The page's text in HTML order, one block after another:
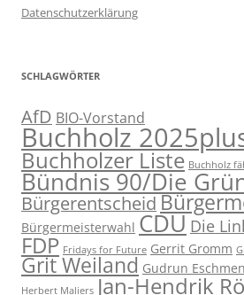
Datenschutzerklärung
SCHLAGWÖRTER
AfD BIO-Vorstand
Buchholz
Buchholzer Liste Buchholz
Bündnis 90/Die
Bürgerentscheid
Bürgermeisterwahl CDU Die
FDP Fridays for Future Gerrit Gromm
Grit Weiland Gudrun
Herbert Maliers Jan-Hendrik